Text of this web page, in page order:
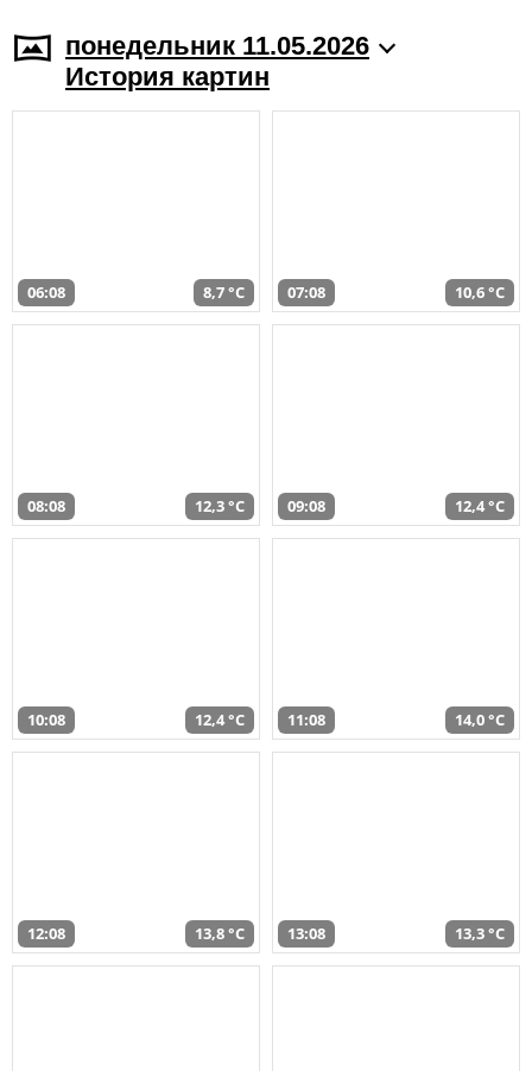
понедельник 11.05.2026
История картин
06:08 8,7 °C 07:08 10,6 °C
08:08 12,3 °C 09:08 12,4 °C
10:08 12,4 °C 11:08 14,0 °C
12:08 13,8 °C 13:08 13,3 °C